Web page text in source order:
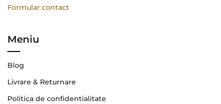
Formular contact
Meniu
Blog
Livrare & Returnare
Politica de confidentialitate